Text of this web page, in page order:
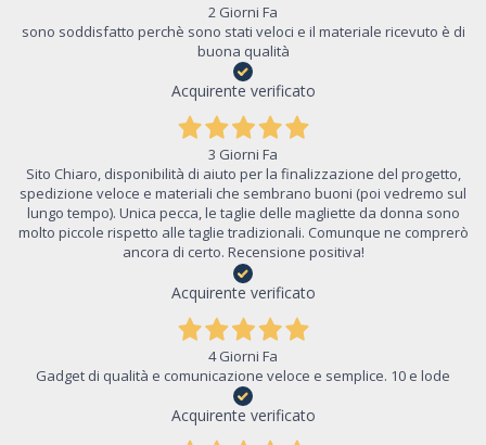
2 Giorni Fa
sono soddisfatto perchè sono stati veloci e il materiale ricevuto è di
buona qualità
Acquirente verificato
3 Giorni Fa
Sito Chiaro, disponibilità di aiuto per la finalizzazione del progetto,
spedizione veloce e materiali che sembrano buoni (poi vedremo sul
lungo tempo). Unica pecca, le taglie delle magliette da donna sono
molto piccole rispetto alle taglie tradizionali. Comunque ne comprerò
ancora di certo. Recensione positiva!
Acquirente verificato
4 Giorni Fa
Gadget di qualità e comunicazione veloce e semplice. 10 e lode
Acquirente verificato